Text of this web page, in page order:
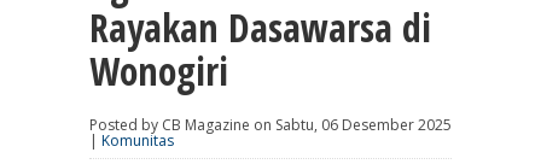
Rayakan Dasawarsa di
Wonogiri
Posted by CB Magazine on Sabtu, 06 Desember 2025
| Komunitas